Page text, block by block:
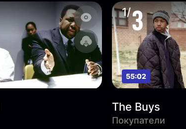
1/3
55:02
The Buys
Покупатели